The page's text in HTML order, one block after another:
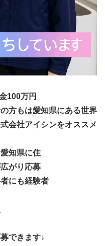
100万円
方もは愛知県にある世界
会社アイシンをオススメ
知県に住
がり応募
にも経験者
できます↓